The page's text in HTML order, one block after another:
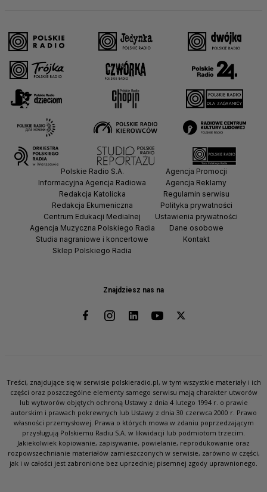
Znajdziesz nas na
Polskie Radio S.A.
Informacyjna Agencja Radiowa
Redakcja Katolicka
Redakcja Ekumeniczna
Centrum Edukacji Medialnej
Agencja Muzyczna Polskiego Radia
Studia nagraniowe i koncertowe
Sklep Polskiego Radia
Agencja Promocji
Agencja Reklamy
Regulamin serwisu
Polityka prywatności
Ustawienia prywatności
Dane osobowe
Kontakt
Treści, znajdujące się w serwisie polskieradio.pl, w tym wszystkie materiały i ich
części oraz poszczególne elementy samego serwisu mają charakter utworów
lub wytworów objętych ochroną Ustawy z dnia 4 lutego 1994 r. o prawie
autorskim i prawach pokrewnych lub Ustawy z dnia 30 czerwca 2000 r. Prawo
własności przemysłowej. Prawa o których mowa w zdaniu poprzedzającym
przysługują Polskiemu Radiu S.A. w likwidacji lub podmiotom trzecim.
Jakiekolwiek kopiowanie, zapisywanie, powielanie, reprodukowanie oraz
rozpowszechnianie materiałów zamieszczonych w serwisie, zarówno w części,
jak i w całości jest zabronione bez uprzedniej pisemnej zgody uprawnionego.